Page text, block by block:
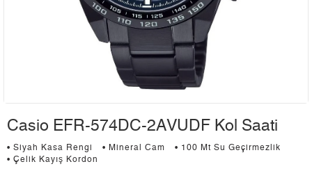
Casio EFR-574DC-2AVUDF Kol Saati
• Siyah Kasa Rengi • Mineral Cam
• 100 Mt Su Geçirmezlik
• Çelik Kayış Kordon